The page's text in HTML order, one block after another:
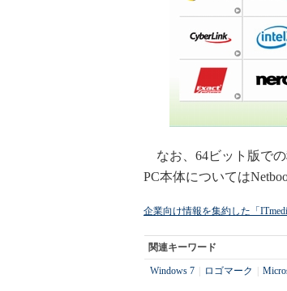
なお、64ビット版での
PC本体については
企業向け情報を集約した「
関連キーワード
Windows 7 ロゴマーク